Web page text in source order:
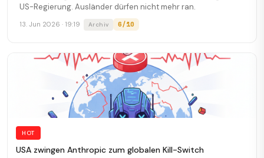
US-Regierung. Ausländer dürfen nicht mehr ran.
13. Jun 2026 · 19:19 Archiv 6/10
HOT
USA zwingen Anthropic zum globalen Kill-Switch